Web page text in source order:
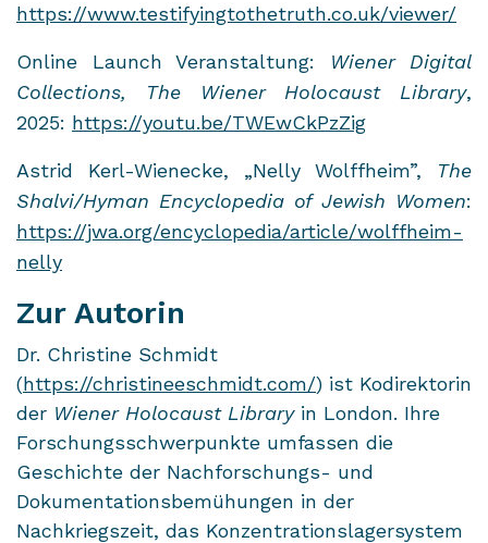
https://www.testi­fy­ing­to­thetruth.co.uk/view­er/
On­line Launch Ver­an­stal­tung:
Wie­ner Di­gi­tal
Collec­tions, The Wie­ner Ho­lo­caust Li­bra­ry,
2025: https://youtu.be/TWEwCkPz­Zig
As­trid Kerl-​Wienecke, „Nelly Wolff­heim”, The
Shal­vi/Hyman En­cy­clo­pe­dia of Je­wish Women:
https://jwa.org/en­cy­clo­pe­dia/ar­ti­cle/wolffheim-​
nelly
Zur Autorin
Dr. Christine Schmidt
(https://christineeschmidt.com/) ist Kodirektorin
der Wiener Holocaust Libraryin London. Ihre
Forschungsschwerpunkte umfassen die
Geschichte der Nachforschungs- und
Dokumentationsbemühungen in der
Nachkriegszeit, das Konzentrationslagersystem